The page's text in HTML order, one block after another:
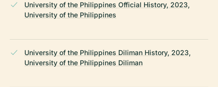
University of the Philippines Official History, 2023,
University of the Philippines
University of the Philippines Diliman History, 2023,
University of the Philippines Diliman